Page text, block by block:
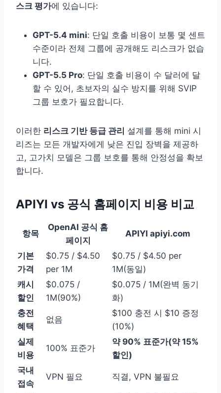
스크 평가에 있습니다:
GPT-5.4 mini: 단일 호출 비용이 보통 몇 센트
수준이라 전체 그룹에 공개해도 리스크가 없습
니다.
GPT-5.5 Pro: 단일 호출 비용이 수 달러에 달
할 수 있어, 초보자의 실수 방지를 위해 SVIP
그룹 보호가 필요합니다.
이러한 리스크 기반 등급 관리 설계를 통해 mini 시
리즈는 모든 개발자에게 낮은 진입 장벽을 제공하
고, 고가치 모델은 그룹 보호를 통해 안정성을 확보
합니다.
APIYI vs 공식 홈페이지 비용 비교
항목
OpenAI 공식 홈
페이지
APIYI apiyi.com
기본
가격
$0.75 / $4.50
per 1M
$0.75 / $4.50 per
1M(동일)
캐시
할인
$0.075 /
1M(90%)
$0.075 / 1M(완벽 동기
화)
충전
혜택
없음
$100 충전 시 $10 증정
(10%)
실제
비용
100% 표준가
약 90% 표준가(약 15%
할인)
국내
접속
VPN 필요 직결, VPN 불필요